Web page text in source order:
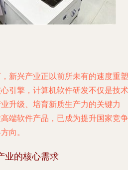
新兴产业正以前所未有的速度重塑
引擎，计算机软件研发不仅是技术
升级、培育新质生产力的关键力
端软件产品，已成为提升国家竞争
向。
业的核心需求